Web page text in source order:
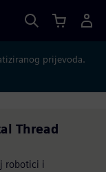
prijevoda.
Thread
robotici i